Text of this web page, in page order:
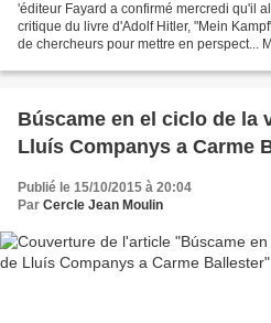
'éditeur Fayard a confirmé mercredi qu'il
critique du livre d'Adolf Hitler, "Mein
de chercheurs pour mettre en perspect...
Búscame en el ciclo de la
Lluís Companys a Carme
Publié le 15/10/2015 à 20:04
Par Cercle Jean Moulin